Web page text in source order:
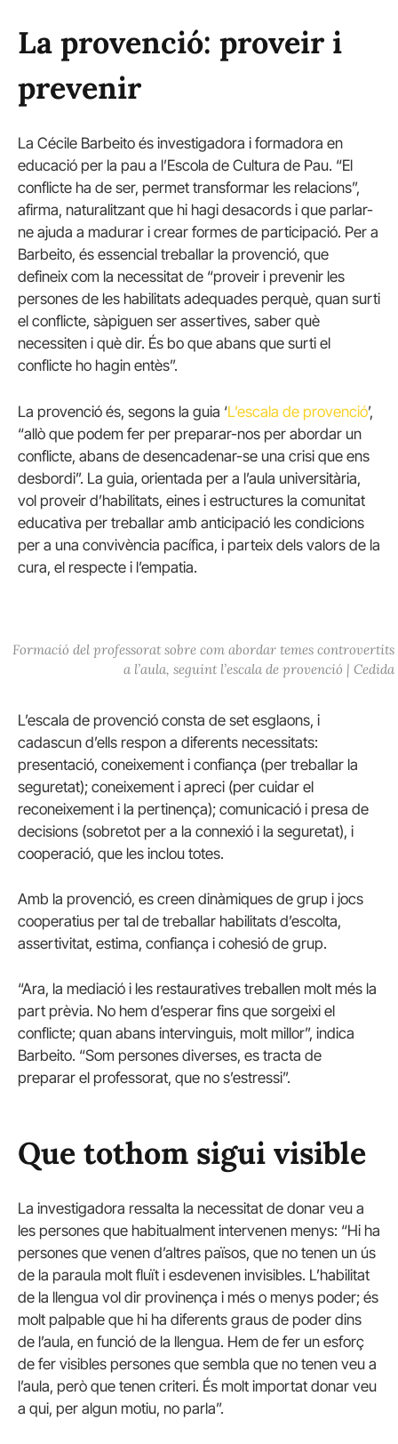
La provenció: proveir i
prevenir
La Cécile Barbeito és investigadora i formadora en
educació per la pau a l’Escola de Cultura de Pau. “El
conflicte ha de ser, permet transformar les relacions”,
afirma, naturalitzant que hi hagi desacords i que parlar-
ne ajuda a madurar i crear formes de participació. Per a
Barbeito, és essencial treballar la provenció, que
defineix com la necessitat de “proveir i prevenir les
persones de les habilitats adequades perquè, quan surti
el conflicte, sàpiguen ser assertives, saber què
necessiten i què dir. És bo que abans que surti el
conflicte ho hagin entès”.
La provenció és, segons la guia ‘L’escala de provenció’,
“allò que podem fer per preparar-nos per abordar un
conflicte, abans de desencadenar-se una crisi que ens
desbordi”. La guia, orientada per a l’aula universitària,
vol proveir d’habilitats, eines i estructures la comunitat
educativa per treballar amb anticipació les condicions
per a una convivència pacífica, i parteix dels valors de la
cura, el respecte i l’empatia.
Formació del professorat sobre com abordar temes controvertits
a l’aula, seguint l’escala de provenció | Cedida
L’escala de provenció consta de set esglaons, i
cadascun d’ells respon a diferents necessitats:
presentació, coneixement i confiança (per treballar la
seguretat); coneixement i apreci (per cuidar el
reconeixement i la pertinença); comunicació i presa de
decisions (sobretot per a la connexió i la seguretat), i
cooperació, que les inclou totes.
Amb la provenció, es creen dinàmiques de grup i jocs
cooperatius per tal de treballar habilitats d’escolta,
assertivitat, estima, confiança i cohesió de grup.
“Ara, la mediació i les restauratives treballen molt més la
part prèvia. No hem d’esperar fins que sorgeixi el
conflicte; quan abans intervinguis, molt millor”, indica
Barbeito. “Som persones diverses, es tracta de
preparar el professorat, que no s’estressi”.
Que tothom sigui visible
La investigadora ressalta la necessitat de donar veu a
les persones que habitualment intervenen menys: “Hi ha
persones que venen d’altres països, que no tenen un ús
de la paraula molt fluït i esdevenen invisibles. L’habilitat
de la llengua vol dir provinença i més o menys poder; és
molt palpable que hi ha diferents graus de poder dins
de l’aula, en funció de la llengua. Hem de fer un esforç
de fer visibles persones que sembla que no tenen veu a
l’aula, però que tenen criteri. És molt importat donar veu
a qui, per algun motiu, no parla”.